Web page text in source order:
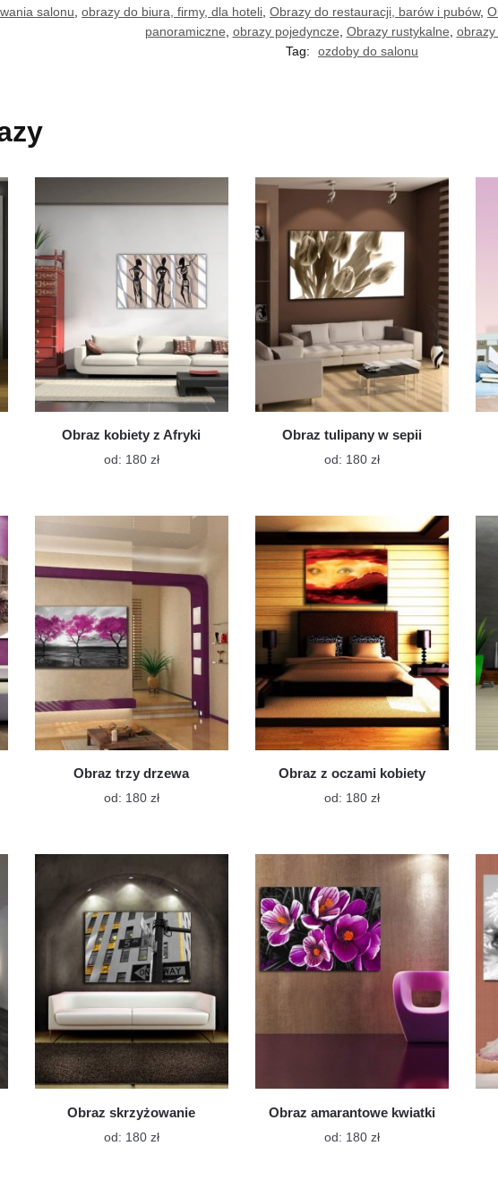
salonu obrazy do biura, firmy, dla hoteli Obrazy do restauracji, barów i pubów,
panoramiczne obrazy pojedyncze Obrazy rustykalne obrazy
Tag:
ozdoby do salonu
Obraz kobiety z Afryki
od: 180 złTen
wiele
wariantów.
Opcje
można
wybrać
stronie
produktu
Obraz tulipany w sepii
od: 180 złTen
wiele
wariantów.
Opcje
można
wybrać
na
stronie
produktu
Obraz trzy drzewa
od: 180 złTen
wiele
wariantów.
Opcje
można
wybrać
na
stronie
produktu
Obraz z oczami kobiety
od: 180 złTen
wiele
wariantów.
Opcje
można
wybrać
na
stronie
produktu
Obraz skrzyżowanie
od: 180 złTen
Obraz amarantowe kwiatki
od: 180 złTen